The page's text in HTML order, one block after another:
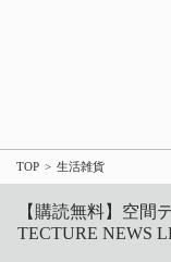
TOP 生活雑貨
【購読無料】空
TECTURE NEWS